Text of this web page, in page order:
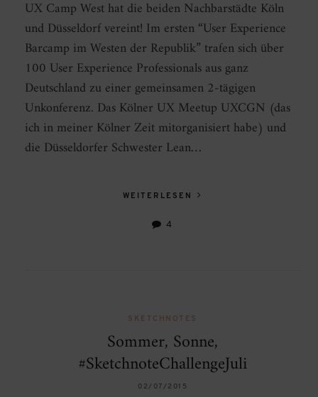
UX Camp West hat die beiden Nachbarstädte Köln
und Düsseldorf vereint! Im ersten “User Experience
Barcamp im Westen der Republik” trafen sich über
100 User Experience Professionals aus ganz
Deutschland zu einer gemeinsamen 2-tägigen
Unkonferenz. Das Kölner UX Meetup UXCGN (das
ich in meiner Kölner Zeit mitorganisiert habe) und
die Düsseldorfer Schwester Lean…
WEITERLESEN
4
SKETCHNOTES
Sommer, Sonne,
#SketchnoteChallengeJuli
02/07/2015